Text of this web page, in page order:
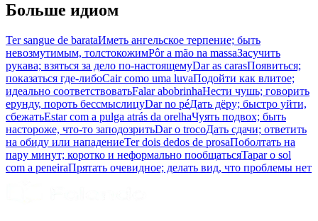
Больше идиом
Ter sangue de barataИметь ангельское терпение; быть
невозмутимым, толстокожимPôr a mão na massaЗасучить
рукава; взяться за дело по-настоящемуDar as carasПоявиться;
показаться где-либоCair como uma luvaПодойти как влитое;
идеально соответствоватьFalar abobrinhaНести чушь; говорить
ерунду, пороть бессмыслицуDar no péДать дёру; быстро уйти,
сбежатьEstar com a pulga atrás da orelhaЧуять подвох; быть
настороже, что-то заподозритьDar o trocoДать сдачи; ответить
на обиду или нападениеTer dois dedos de prosaПоболтать на
пару минут; коротко и неформально пообщатьсяTapar o sol
com a peneiraПрятать очевидное; делать вид, что проблемы нет